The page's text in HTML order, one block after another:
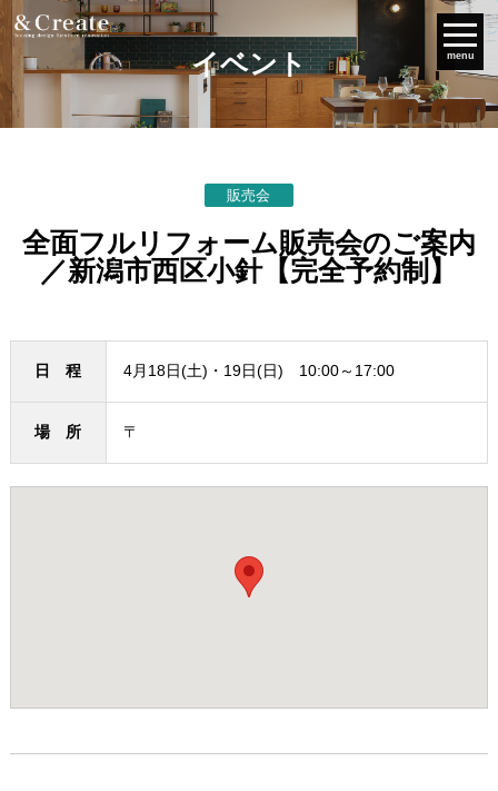
menu
イベント
販売会
全面フルリフォーム販売会のご案内
／新潟市西区小針【完全予約制】
日 程 4月18日(土)・19日(日) 10:00～17:00
場 所 〒